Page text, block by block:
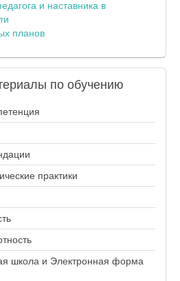
и наставника в
планов
по обучению
практики
школа и Электронная форма